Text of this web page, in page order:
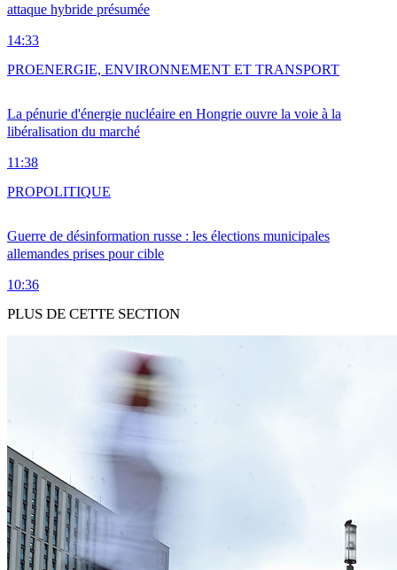
attaque hybride présumée
14:33
La pénurie d'énergie nucléaire en Hongrie ouvre la voie à la
libéralisation du marché
11:38
PROENERGIE, ENVIRONNEMENT ET TRANSPORT
Guerre de désinformation russe : les élections municipales
allemandes prises pour cible
10:36
PROPOLITIQUE
PLUS DE CETTE SECTION